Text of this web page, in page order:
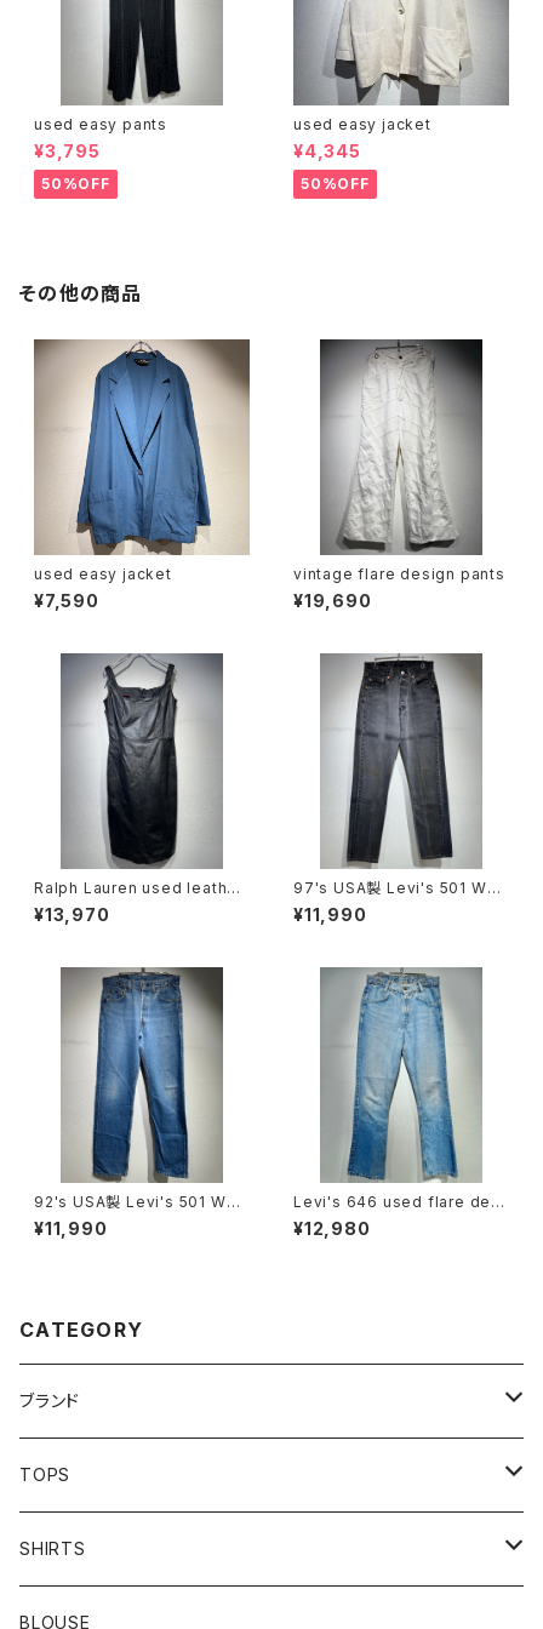
used easy pants
¥3,795
50%OFF
used easy jacket
¥4,345
50%OFF
その他の商品
used easy jacket
¥7,590
vintage flare design pants
¥19,690
Ralph Lauren used leather
mini onepiece
¥13,970
97's USA製 Levi's 501 W28
×L32
¥11,990
92's USA製 Levi's 501 W30
×L30
¥11,990
Levi's 646 used flare deni
m pants
¥12,980
CATEGORY
ブランド
addidas
Barbour
Burberry
TOPS
S/S TEE
L/S TEE
SHIRTS
S/S SHIRTS
BLOUSE